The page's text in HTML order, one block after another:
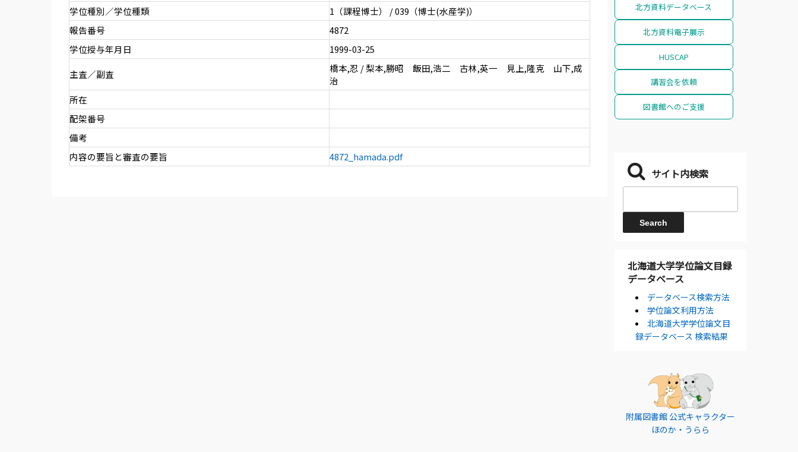
学位種別／学位種類
1（課程博士） / 039（博士(水産学)）
報告番号
4872
学位授与年月日
1999-03-25
主査／副査
橋本,忍 / 梨本,勝昭 飯田,浩二 古林,英一 見上,隆克 山下,成
治
所在
配架番号
備考
内容の要旨と審査の要旨
4872_hamada.pdf
北方資料データベース
北方資料電子展示
HUSCAP
講習会を依頼
図書館へのご支援
サイト内検索
北海道大学学位論文目録
データベース
データベース検索方法
学位論文利用方法
北海道大学学位論文目
録データベース 検索結果
附属図書館 公式キャラクター
ほのか・うらら